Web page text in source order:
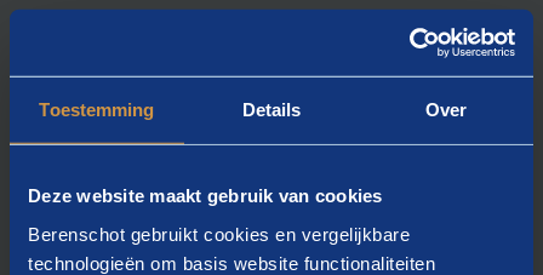
Toestemming Details Over
Deze website maakt gebruik van cookies
Berenschot gebruikt cookies en vergelijkbare
technologieën om basis website functionaliteiten
mij op de hoogte te houden van het
opleidingsaanbod, evenementen en publicaties.